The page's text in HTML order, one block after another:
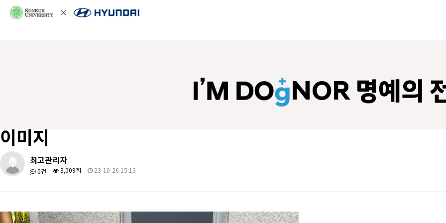
NOR 명예의
이미지
최고관리자
0건 3,009회 23-10-26 15:13